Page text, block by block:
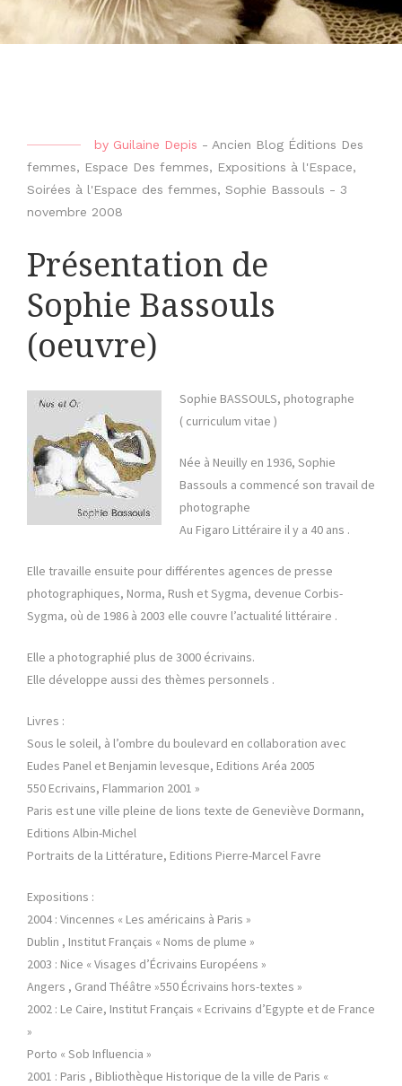
by Guilaine Depis - Ancien Blog Éditions Des
femmes, Espace Des femmes, Expositions à l'Espace,
Soirées à l'Espace des femmes, Sophie Bassouls - 3
novembre 2008
Présentation de
Sophie Bassouls
(oeuvre)
Sophie BASSOULS, photographe
( curriculum vitae )
Née à Neuilly en 1936, Sophie
Bassouls a commencé son travail de
photographe
Au Figaro Littéraire il y a 40 ans .
Elle travaille ensuite pour différentes agences de presse
photographiques, Norma, Rush et Sygma, devenue Corbis-
Sygma, où de 1986 à 2003 elle couvre l’actualité littéraire .
Elle a photographié plus de 3000 écrivains.
Elle développe aussi des thèmes personnels .
Livres :
Sous le soleil, à l’ombre du boulevard en collaboration avec
Eudes Panel et Benjamin levesque, Editions Aréa 2005
550 Ecrivains, Flammarion 2001 »
Paris est une ville pleine de lions texte de Geneviève Dormann,
Editions Albin-Michel
Portraits de la Littérature, Editions Pierre-Marcel Favre
Expositions :
2004 : Vincennes « Les américains à Paris »
Dublin , Institut Français « Noms de plume »
2003 : Nice « Visages d’Écrivains Européens »
Angers , Grand Théâtre »550 Écrivains hors-textes »
2002 : Le Caire, Institut Français « Ecrivains d’Egypte et de France
»
Porto « Sob Influencia »
2001 : Paris , Bibliothèque Historique de la ville de Paris «